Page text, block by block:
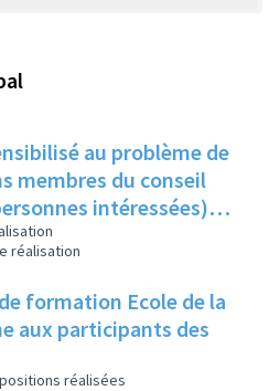
au problème de
membres du conseil
intéressées)
ferait remonter
concerné
réalisation
formation Ecole de la
aux participants des
réalisées